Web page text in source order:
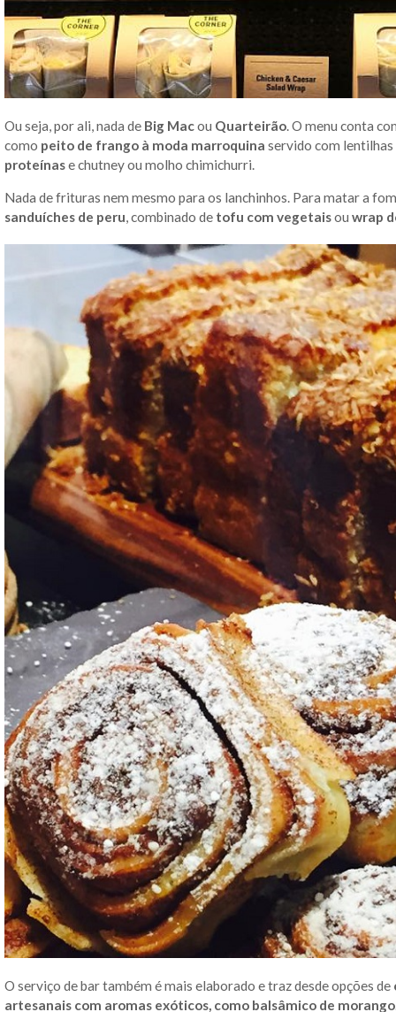
Ou seja, por ali, nada de Big Macou Quarteirão. O menu conta
como peito de frango à moda marroquina servido com
proteínase chutney ou molho chimichurri.
Nada de frituras nem mesmo para os lanchinhos. Para matar a
sanduíches de peru, combinado de tofu com vegetaisou wrap
O serviço de bar também é mais elaborado e traz desde opções de
artesanais com aromas exóticos, como balsâmico de morango